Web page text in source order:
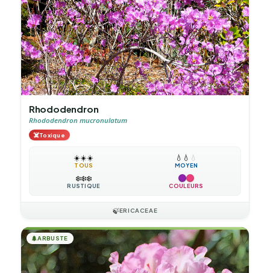
Rhododendron
Rhododendron mucronulatum
☠️Toxique
☀️☀️☀️
TOUS
💧 💧 💧
MOYEN
❄️❄️❄️
RUSTIQUE COULEURS
🍃ERICACEAE
🌲ARBUSTE